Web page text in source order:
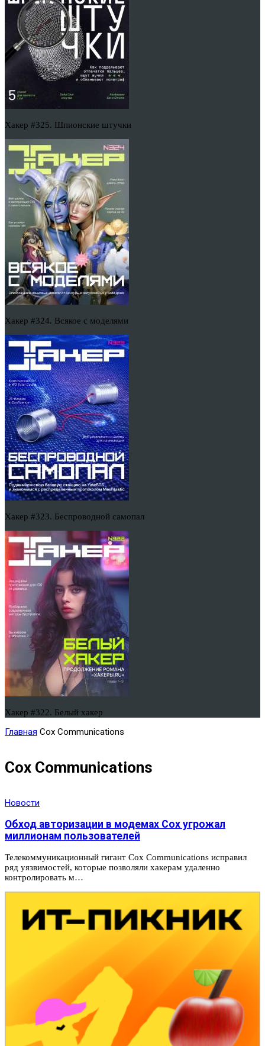
Хакер #325. Шпионские штучки
Хакер #324. Всякое с моделями
Хакер #323. Беспроводной самопал
Хакер #322. Белый хакер
Главная Cox Communications
Cox Communications
Новости
Обход авторизации в модемах Cox угрожал
миллионам пользователей
Телекоммуникационный гигант Cox Communications исправил
ряд уязвимостей, которые позволяли хакерам удаленно
контролировать м…